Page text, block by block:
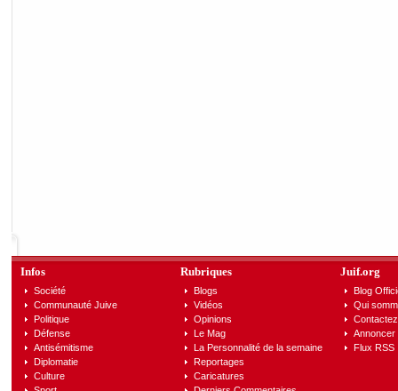
Infos
Société
Communauté Juive
Politique
Défense
Antisémitisme
Diplomatie
Culture
Rubriques
Blogs
Vidéos
Opinions
Le Mag
La Personnalité de la semaine
Reportages
Caricatures
Juif.org
Blog
Qui
Annoncer
Flux RSS